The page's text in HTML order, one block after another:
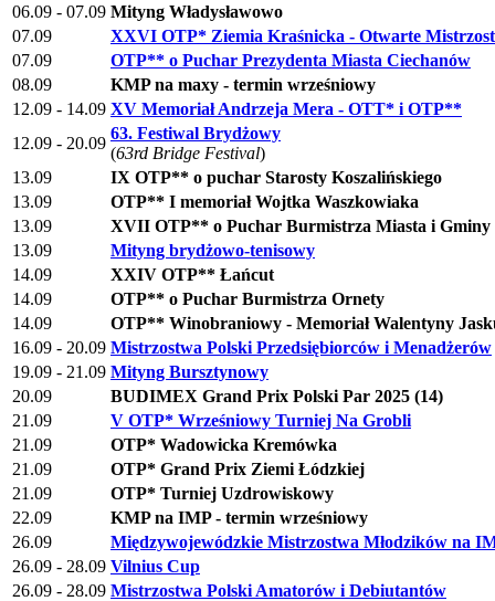
06.09 - 07.09 Mityng Władysławowo
07.09
XXVI OTP* Ziemia Kraśnicka - Otwarte
07.09
OTP** o Puchar Prezydenta Miasta Ciechanów
08.09
KMP na maxy - termin wrześniowy
12.09 - 14.09 XV Memoriał Andrzeja Mera - OTT* i OTP**
12.09 - 20.09
63. Festiwal Brydżowy
(63rd Bridge Festival)
13.09
IX OTP** o puchar Starosty Koszalińskiego
13.09
OTP** I memoriał Wojtka Waszkowiaka
13.09
XVII OTP** o Puchar Burmistrza Miasta i Gminy
13.09
Mityng brydżowo-tenisowy
14.09
XXIV OTP** Łańcut
14.09
OTP** o Puchar Burmistrza Ornety
14.09
OTP** Winobraniowy - Memoriał Walentyny
16.09 - 20.09 Mistrzostwa Polski Przedsiębiorców i Menadżerów
19.09 - 21.09 Mityng Bursztynowy
20.09
BUDIMEX Grand Prix Polski Par 2025 (14)
21.09
V OTP* Wrześniowy Turniej Na Grobli
21.09
OTP* Wadowicka Kremówka
21.09
OTP* Grand Prix Ziemi Łódzkiej
21.09
OTP* Turniej Uzdrowiskowy
22.09
KMP na IMP - termin wrześniowy
26.09
Międzywojewódzkie Mistrzostwa Młodzików na
26.09 - 28.09 Vilnius Cup
26.09 - 28.09 Mistrzostwa Polski Amatorów i Debiutantów